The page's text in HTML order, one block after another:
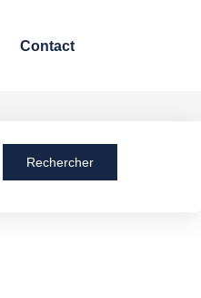
Contact